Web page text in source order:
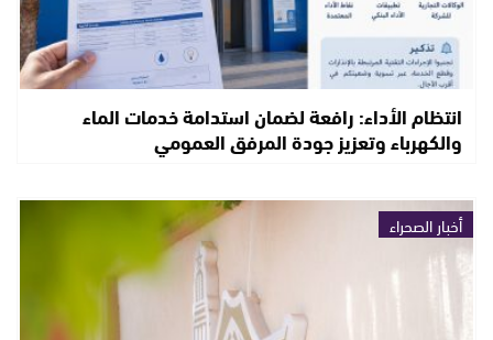
انتظام الأداء: رافعة لضمان استدامة خدمات الماء
والكهرباء وتعزيز جودة المرفق العمومي
أخبار الصحراء